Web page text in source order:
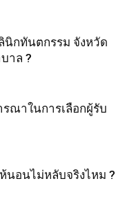
นิกทันตกรรม จังหวัด
าล ?
ณาในการเลือกผู้รับ
นอนไม่หลับจริงไหม ?